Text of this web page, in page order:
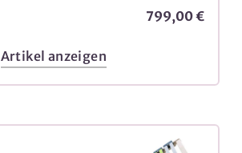
799,00 €
Artikel anzeigen